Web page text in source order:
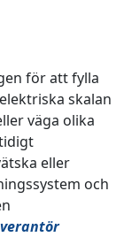
för att fylla
skalan
väga olika
eller
och